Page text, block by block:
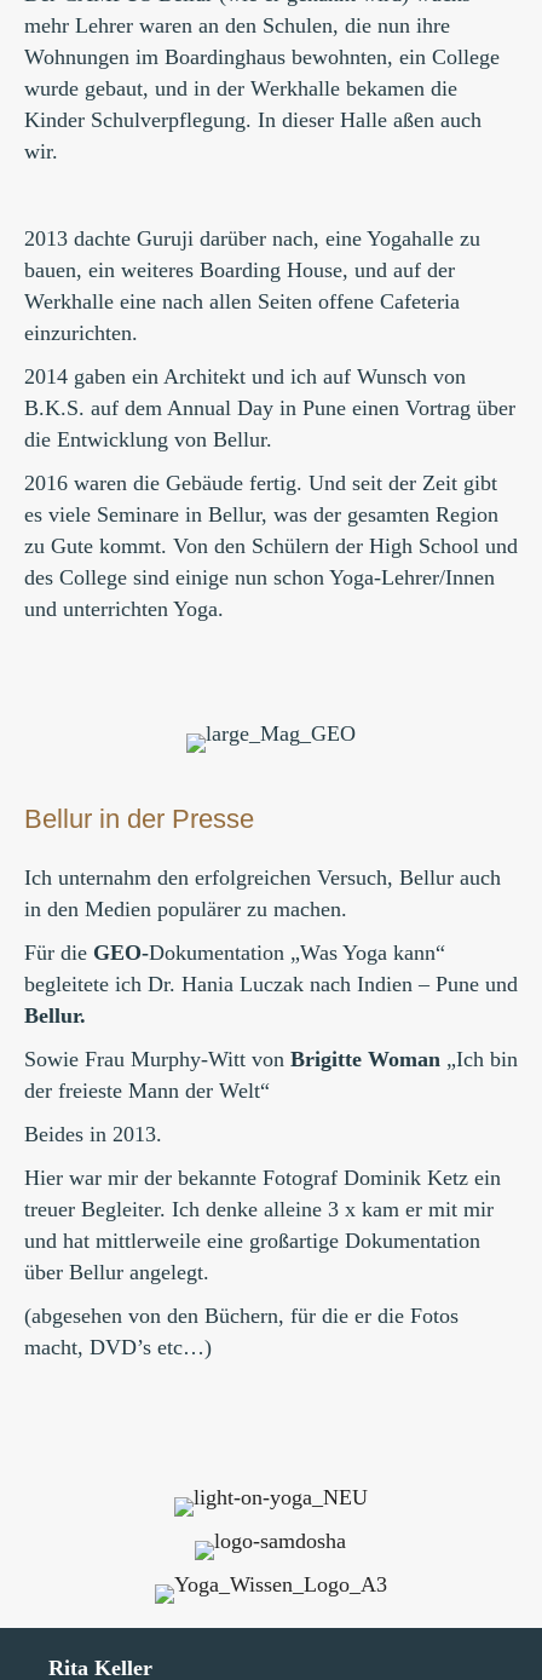
mehr Lehrer waren an den Schulen, die nun ihre
Wohnungen im Boardinghaus bewohnten, ein College
wurde gebaut, und in der Werkhalle bekamen die
Kinder Schulverpflegung. In dieser Halle aßen auch
wir.
2013 dachte Guruji darüber nach, eine Yogahalle zu
bauen, ein weiteres Boarding House, und auf der
Werkhalle eine nach allen Seiten offene Cafeteria
einzurichten.
2014 gaben ein Architekt und ich auf Wunsch von
B.K.S. auf dem Annual Day in Pune einen Vortrag über
die Entwicklung von Bellur.
2016 waren die Gebäude fertig. Und seit der Zeit gibt
es viele Seminare in Bellur, was der gesamten Region
zu Gute kommt. Von den Schülern der High School und
des College sind einige nun schon Yoga-Lehrer/Innen
und unterrichten Yoga.
Bellur in der Presse
Ich unternahm den erfolgreichen Versuch, Bellur auch
in den Medien populärer zu machen.
Für die GEO-Dokumentation „Was Yoga kann“
begleitete ich Dr. Hania Luczak nach Indien – Pune und
Bellur.
Sowie Frau Murphy-Witt von Brigitte Woman „Ich bin
der freieste Mann der Welt“
Beides in 2013.
Hier war mir der bekannte Fotograf Dominik Ketz ein
treuer Begleiter. Ich denke alleine 3 x kam er mit mir
und hat mittlerweile eine großartige Dokumentation
über Bellur angelegt.
(abgesehen von den Büchern, für die er die Fotos
macht, DVD’s etc…)
Rita Keller